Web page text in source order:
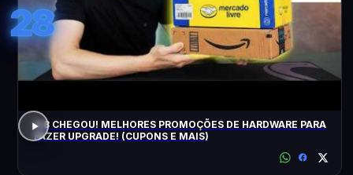
28
8.8 CHEGOU! MELHORES PROMOÇÕES DE HARDWARE PARA
FAZER UPGRADE! (CUPONS E MAIS)